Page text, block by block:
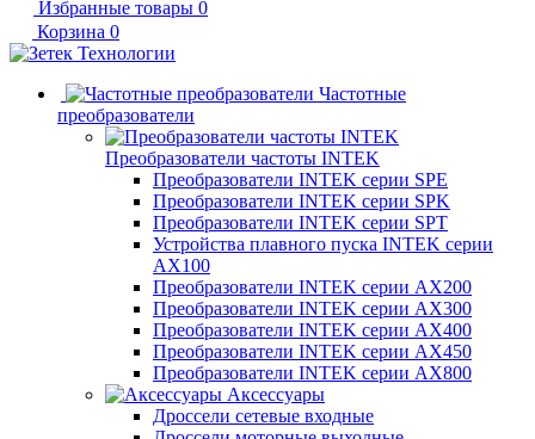
Избранные товары 0
Корзина 0
Частотные
преобразователи
Преобразователи частоты INTEK
Преобразователи INTEK серии SPE
Преобразователи INTEK серии SPK
Преобразователи INTEK серии SPT
Устройства плавного пуска INTEK серии
AX100
Преобразователи INTEK серии AX200
Преобразователи INTEK серии AX300
Преобразователи INTEK серии AX400
Преобразователи INTEK серии AX450
Преобразователи INTEK серии AX800
Аксессуары
Дроссели сетевые входные